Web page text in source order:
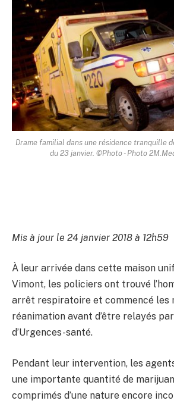
Drame familial dans une résidence tranquille
du 23 janvier. ©Photo - Photo
Mis à jour le 24 janvier 2018 à 12h59
À leur arrivée dans cette maison
Vimont, les policiers ont trouvé
arrêt respiratoire et commencé les
réanimation avant d’être relayés
d’Urgences-santé.
Pendant leur intervention, les
une importante quantité de
comprimés d’une nature encore